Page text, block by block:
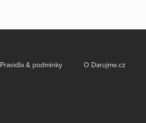
Pravidla & podmínky O Darujme.cz